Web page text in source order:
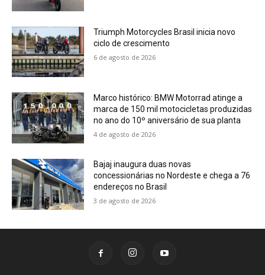
Triumph Motorcycles Brasil inicia novo
ciclo de crescimento
6 de agosto de 2026
Marco histórico: BMW Motorrad atinge a
marca de 150 mil motocicletas produzidas
no ano do 10º aniversário de sua planta
4 de agosto de 2026
Bajaj inaugura duas novas
concessionárias no Nordeste e chega a 76
endereços no Brasil
3 de agosto de 2026